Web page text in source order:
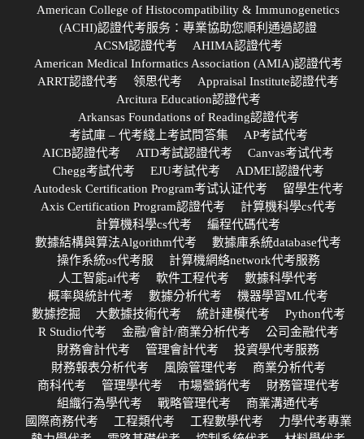
American College of Histocompatibility & Immunogenetics
(ACHI)認證代考服务：專業協助您順利通過認證
ACSM認證代考
AHIMA認證代考
American Medical Informatics Association (AMIA)認證代考
ARRT認證代考
领思代考
Appraisal Institute認證代考
Arcitura Education認證代考
Arkansas Foundations of Reading認證代考
考試庫 – 代考綫上考試問答集
AP考試代考
AICB認證代考
ATD考試認證代考
Canvas考试代考
Chegg考試代考
EJU考試代考
ADMEI認證代考
Autodesk Certification Program考试认证代考
留學生代考
Axis Certification Program認證代考
計算機科學cs代考
計算機科學cs代考
編程代碼代考
數據結構與算法Algorithm代考
數據庫系統database代考
操作系統os代考服
計算機網絡network代考服務
人工智能ai代考
軟件工程代考
數據科學代考
概率與統計代考
數據分析代考
機器學習ML代考
數據挖掘
大數據技術代考 統計建模代考
Python代考
R Studio代考
金融/會計/商業分析代考
公司金融代考
財務會計代考
管理會計代考
投資學代考服務
財務報表分析代考
風險管理代考
商業分析代考
商科代考
管理學代考 市場營銷代考
財務管理代考
組織行為學代考
戰略管理代考
商業溝通代考
國際商務代考
工程類代考 工程數學代考
力學代考專業